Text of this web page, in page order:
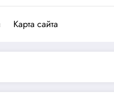
Карта сайта